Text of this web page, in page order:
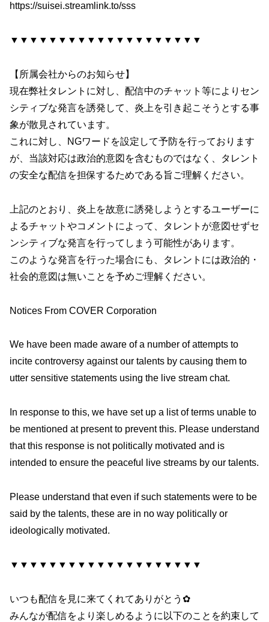
https://suisei.streamlink.to/sss
▼▼▼▼▼▼▼▼▼▼▼▼▼▼▼▼▼▼▼▼
【所属会社からのお知らせ】
現在弊社タレントに対し、配信中のチャット等によりセン
シティブな発言を誘発して、炎上を引き起こそうとする事
象が散見されています。
これに対し、NGワードを設定して予防を行っております
が、当該対応は政治的意図を含むものではなく、タレント
の安全な配信を担保するためである旨ご理解ください。
上記のとおり、炎上を故意に誘発しようとするユーザーに
よるチャットやコメントによって、タレントが意図せずセ
ンシティブな発言を行ってしまう可能性があります。
このような発言を行った場合にも、タレントには政治的・
社会的意図は無いことを予めご理解ください。
Notices From COVER Corporation
We have been made aware of a number of attempts to
incite controversy against our talents by causing them to
utter sensitive statements using the live stream chat.
In response to this, we have set up a list of terms unable to
be mentioned at present to prevent this. Please understand
that this response is not politically motivated and is
intended to ensure the peaceful live streams by our talents.
Please understand that even if such statements were to be
said by the talents, these are in no way politically or
ideologically motivated.
▼▼▼▼▼▼▼▼▼▼▼▼▼▼▼▼▼▼▼▼
いつも配信を見に来てくれてありがとう✿
みんなが配信をより楽しめるように以下のことを約束して